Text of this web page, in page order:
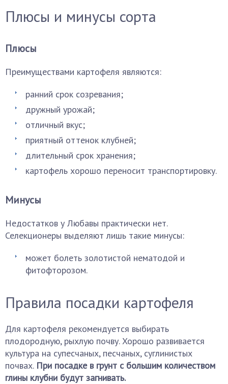
Плюсы и минусы сорта
Плюсы
Преимуществами картофеля являются:
ранний срок созревания;
дружный урожай;
отличный вкус;
приятный оттенок клубней;
длительный срок хранения;
картофель хорошо переносит транспортировку.
Минусы
Недостатков у Любавы практически нет.
Селекционеры выделяют лишь такие минусы:
может болеть золотистой нематодой и
фитофторозом.
Правила посадки картофеля
Для картофеля рекомендуется выбирать
плодородную, рыхлую почву. Хорошо развивается
культура на супесчаных, песчаных, суглинистых
почвах. При посадке в грунт с большим количеством
глины клубни будут загнивать.